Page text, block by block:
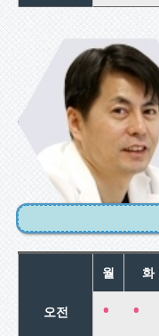
이홍복
불임내분비클
리닉
부인과내시경
월
화
오전 • •